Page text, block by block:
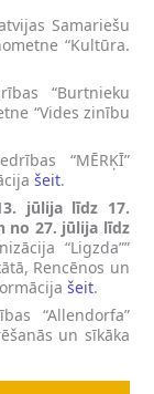
Samariešu
“Kultūra.
“Burtnieku
“Vides zinību
“MĒRĶĪ”
šeit.
jūlija līdz 17.
no 27. jūlija līdz
“Ligzda””
Rencēnos un
šeit.
“Allendorfa”
un sīkāka